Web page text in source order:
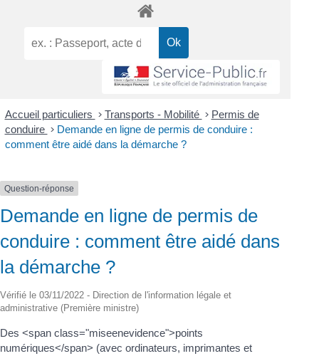
Accueil particuliers > Transports - Mobilité > Permis de
conduire > Demande en ligne de permis de conduire :
comment être aidé dans la démarche ?
Question-réponse
Demande en ligne de permis de
conduire : comment être aidé dans
la démarche ?
Vérifié le 03/11/2022 - Direction de l'information légale et
administrative (Première ministre)
Des <span class="miseenevidence">points
numériques</span> (avec ordinateurs, imprimantes et